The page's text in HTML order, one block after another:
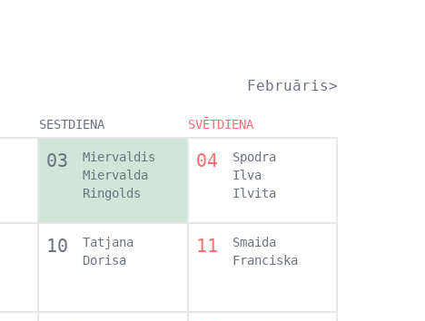
Februāris>
SESTDIENA SVĒTDIENA
03
Miervaldis
Miervalda
Ringolds
04
Spodra
Ilva
Ilvita
10
Tatjana
Dorisa
11
Smaida
Franciska